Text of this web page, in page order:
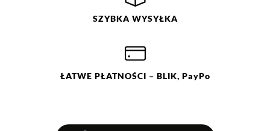
SZYBKA WYSYŁKA
ŁATWE PŁATNOŚCI – BLIK, PayPo